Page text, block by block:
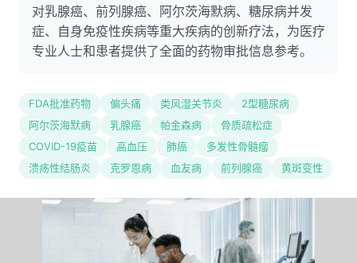
对乳腺癌、前列腺癌、阿尔茨海默病、糖尿病并发
症、自身免疫性疾病等重大疾病的创新疗法，为医疗
专业人士和患者提供了全面的药物审批信息参考。
FDA批准药物 偏头痛 类风湿关节炎
2型糖尿病
阿尔茨海默病
乳腺癌 帕金森病
骨质疏松症
COVID-19疫苗
高血压 肺癌
多发性骨髓瘤
溃疡性结肠炎
克罗恩病 血友病 前列腺癌 黄斑变性